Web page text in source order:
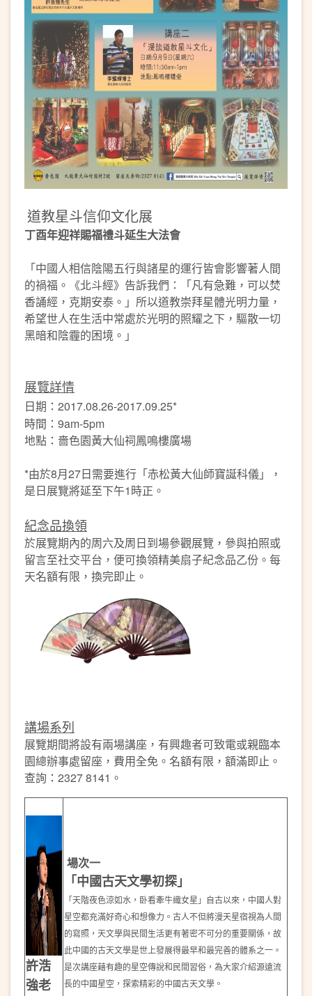
道教星斗信仰文化展
丁酉年迎祥賜福禮斗延生大法會
「中國人相信陰陽五行與諸星的運行皆會影響著人間
的禍福。《北斗經》告訴我們：「凡有急難，可以焚
香誦經，克期安泰。」所以道教崇拜星體光明力量，
希望世人在生活中常處於光明的照耀之下，驅散一切
黑暗和陰霾的困境。」
展覽詳情
日期：2017.08.26-2017.09.25*
時間：9am-5pm
地點：嗇色園黃大仙祠鳳鳴樓廣場
*由於8月27日需要進行「赤松黃大仙師寶誕科儀」，
是日展覽將延至下午1時正。
紀念品換領
於展覽期內的周六及周日到場參觀展覽，參與拍照或
留言至社交平台，便可換領精美扇子紀念品乙份。每
天名額有限，換完即止。
講場系列
展覽期間將設有兩場講座，有興趣者可致電或親臨本
園總辦事處留座，費用全免。名額有限，額滿即止。
查詢：2327 8141。
許浩
強老
場次一
「中國古天文學初探」
「天階夜色涼如水，卧看牽牛織女星」自古以來，中國人對
星空都充滿好奇心和想像力。古人不但將漫天星宿視為人間
的寫照，天文學與民間生活更有著密不可分的重要關係，故
此中國的古天文學是世上發展得最早和最完善的體系之一。
是次講座藉有趣的星空傳說和民間習俗，為大家介紹源遠流
長的中國星空，探索精彩的中國古天文學。